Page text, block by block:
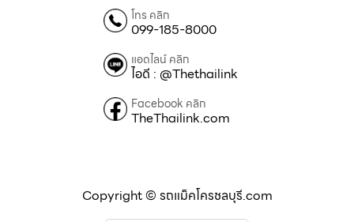
โทร คลิก
099-185-8000
แอดไลน์ คลิก
ไอดี : @Thethailink
Facebook คลิก
TheThailink.com
Copyright © รถแม็คโครชลบุรี.com